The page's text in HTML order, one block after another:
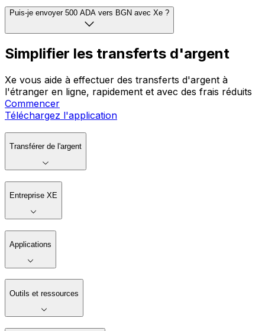
Puis-je envoyer 500 ADA vers BGN avec Xe ?
Simplifier les transferts d'argent
Xe vous aide à effectuer des transferts d'argent à
l'étranger en ligne, rapidement et avec des frais réduits
Commencer
Téléchargez l'application
Transférer de l'argent
Entreprise XE
Applications
Outils et ressources